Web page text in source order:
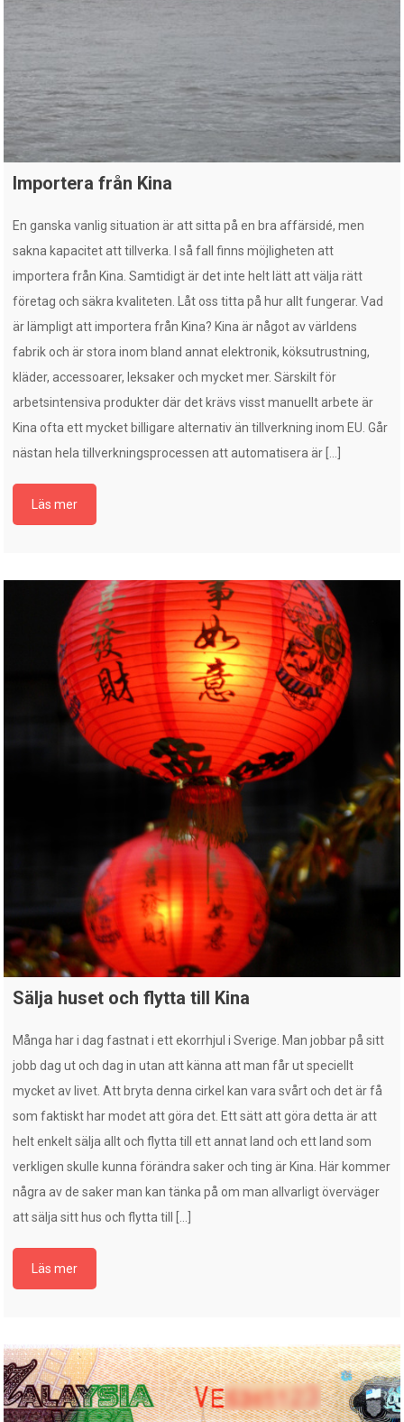
Importera från Kina
En ganska vanlig situation är att sitta på en bra affärsidé, men
sakna kapacitet att tillverka. I så fall finns möjligheten att
importera från Kina. Samtidigt är det inte helt lätt att välja rätt
företag och säkra kvaliteten. Låt oss titta på hur allt fungerar. Vad
är lämpligt att importera från Kina? Kina är något av världens
fabrik och är stora inom bland annat elektronik, köksutrustning,
kläder, accessoarer, leksaker och mycket mer. Särskilt för
arbetsintensiva produkter där det krävs visst manuellt arbete är
Kina ofta ett mycket billigare alternativ än tillverkning inom EU. Går
nästan hela tillverkningsprocessen att automatisera är […]
Sälja huset och flytta till Kina
Många har i dag fastnat i ett ekorrhjul i Sverige. Man jobbar på sitt
jobb dag ut och dag in utan att känna att man får ut speciellt
mycket av livet. Att bryta denna cirkel kan vara svårt och det är få
som faktiskt har modet att göra det. Ett sätt att göra detta är att
helt enkelt sälja allt och flytta till ett annat land och ett land som
verkligen skulle kunna förändra saker och ting är Kina. Här kommer
några av de saker man kan tänka på om man allvarligt överväger
att sälja sitt hus och flytta till […]